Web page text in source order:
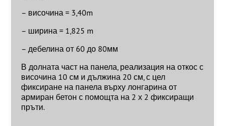
– височина = 3,40m
– ширина = 1,825 m
– дебелина от 60 до 80мм
В долната част на панела, реализация на откос с
височина 10 см и дължина 20 см, с цел
фиксиране на панела върху лонгарина от
армиран бетон с помощта на 2 х 2 фиксиращи
пръти.